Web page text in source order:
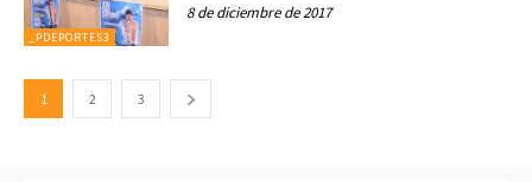
_PDEPORTES3
8 de diciembre de 2017
1 2 3